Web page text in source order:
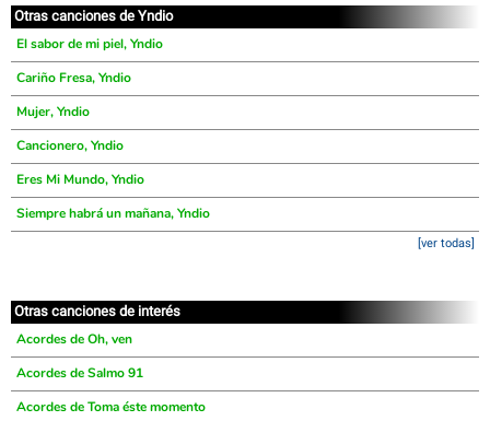
Otras canciones de Yndio
El sabor de mi piel, Yndio
Cariño Fresa, Yndio
Mujer, Yndio
Cancionero, Yndio
Eres Mi Mundo, Yndio
Siempre habrá un mañana, Yndio
[ver todas]
Otras canciones de interés
Acordes de Oh, ven
Acordes de Salmo 91
Acordes de Toma éste momento